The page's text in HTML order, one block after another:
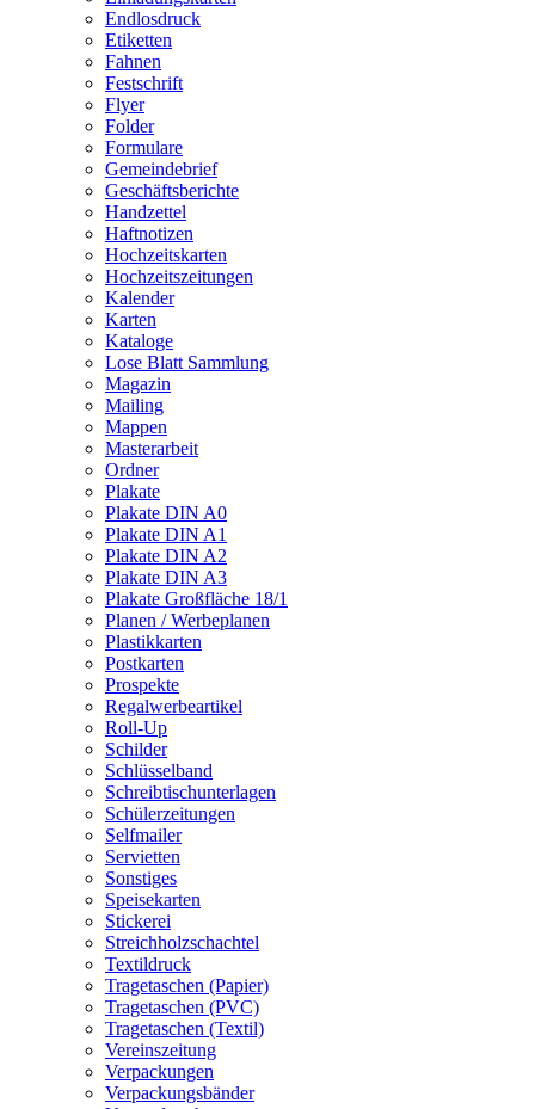
Endlosdruck
Etiketten
Fahnen
Festschrift
Flyer
Folder
Formulare
Gemeindebrief
Geschäftsberichte
Handzettel
Haftnotizen
Hochzeitskarten
Hochzeitszeitungen
Kalender
Karten
Kataloge
Lose Blatt Sammlung
Magazin
Mailing
Mappen
Masterarbeit
Ordner
Plakate
Plakate DIN A0
Plakate DIN A1
Plakate DIN A2
Plakate DIN A3
Plakate Großfläche 18/1
Planen / Werbeplanen
Plastikkarten
Postkarten
Prospekte
Regalwerbeartikel
Roll-Up
Schilder
Schlüsselband
Schreibtischunterlagen
Schülerzeitungen
Selfmailer
Servietten
Sonstiges
Speisekarten
Stickerei
Streichholzschachtel
Textildruck
Tragetaschen (Papier)
Tragetaschen (PVC)
Tragetaschen (Textil)
Vereinszeitung
Verpackungen
Verpackungsbänder